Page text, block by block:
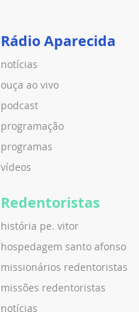
Rádio Aparecida
notícias
ouça ao vivo
podcast
programação
programas
vídeos
Redentoristas
história pe. vitor
hospedagem santo afonso
missionários redentoristas
missões redentoristas
notícias